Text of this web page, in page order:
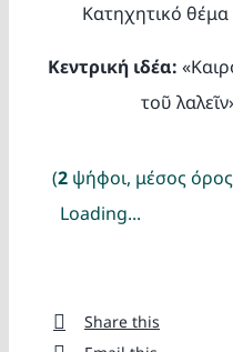
Κατηχητικό θέμα
Κεντρική ιδέα:
τοῦ
(2 ψήφοι, μέσος
Loading...
Share this